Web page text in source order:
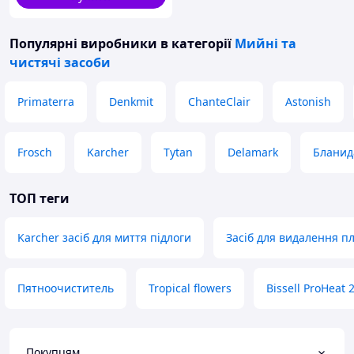
Популярні виробники в категорії Мийні та
чистячі засоби
Primaterra Denkmit ChanteClair Astonish
Frosch Karcher Tytan Delamark
ТОП теги
Karcher засіб для миття підлоги Засіб для видалення
Пятноочиститель Tropical flowers Bissell ProHeat